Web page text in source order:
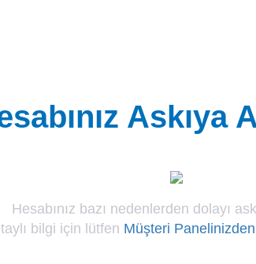
Askıya
Hesabınız bazı nedenlerden dolayı
bilgi için lütfen Müşteri Panelinizden